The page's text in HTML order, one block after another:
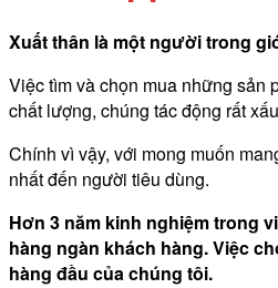
Xuất thân là một người trong
Việc tìm và chọn mua những sản
chất lượng, chúng tác động rất
Chính vì vậy, với mong muốn
nhất đến người tiêu dùng.
Hơn 3 năm kinh nghiệm trong
hàng ngàn khách hàng. Việc
hàng đầu của chúng tôi.